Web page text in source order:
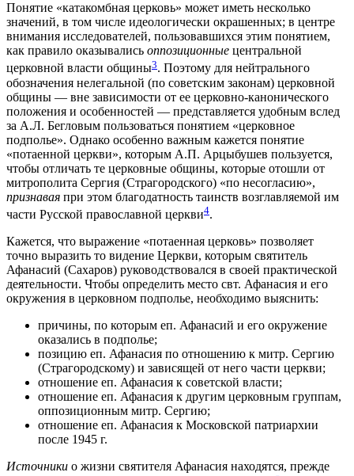
Понятие «катакомбная церковь» может иметь несколько
значений, в том числе идеологически окрашенных; в центре
внимания исследователей, пользовавшихся этим понятием,
как правило оказывались оппозиционные центральной
церковной власти общины3. Поэтому для нейтрального
обозначения нелегальной (по советским законам) церковной
общины — вне зависимости от ее церковно-канонического
положения и особенностей — представляется удобным вслед
за А.Л. Бегловым пользоваться понятием «церковное
подполье». Однако особенно важным кажется понятие
«потаенной церкви», которым А.П. Арцыбушев пользуется,
чтобы отличать те церковные общины, которые отошли от
митрополита Сергия (Страгородского) «по несогласию»,
признавая при этом благодатность таинств возглавляемой им
части Русской православной церкви4.
Кажется, что выражение «потаенная церковь» позволяет
точно выразить то видение Церкви, которым святитель
Афанасий (Сахаров) руководствовался в своей практической
деятельности. Чтобы определить место свт. Афанасия и его
окружения в церковном подполье, необходимо выяснить:
причины, по которым еп. Афанасий и его окружение
оказались в подполье;
позицию еп. Афанасия по отношению к митр. Сергию
(Страгородскому) и зависящей от него части церкви;
отношение еп. Афанасия к советской власти;
отношение еп. Афанасия к другим церковным группам,
оппозиционным митр. Сергию;
отношение еп. Афанасия к Московской патриархии
после 1945 г.
Источники о жизни святителя Афанасия находятся, прежде